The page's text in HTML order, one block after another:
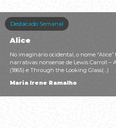
Destacado Semanal
Alice
No imaginário ocidental, o nome
narrativas nonsense de Lewis Carroll –
(1865) e Through the Looking Glass(...)
Maria Irene Ramalho